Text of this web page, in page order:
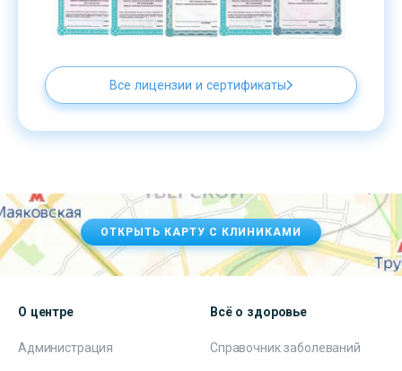
Все лицензии и сертификаты
ОТКРЫТЬ КАРТУ С КЛИНИКАМИ
О центре
Администрация
Всё о здоровье
Справочник заболеваний